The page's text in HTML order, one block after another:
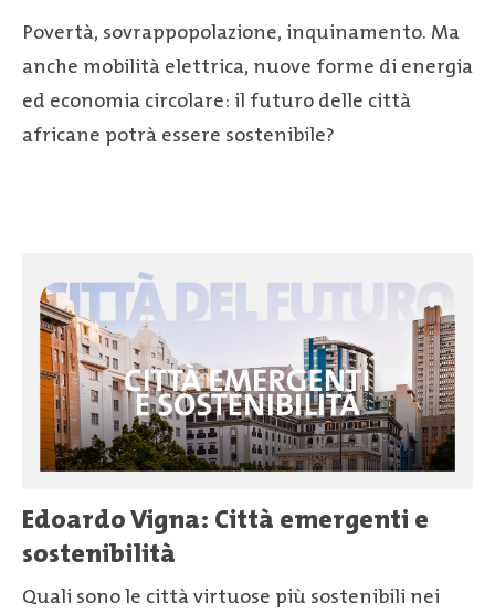
Povertà, sovrappopolazione, inquinamento. Ma
anche mobilità elettrica, nuove forme di energia
ed economia circolare: il futuro delle città
africane potrà essere sostenibile?
Edoardo Vigna: Città emergenti e
sostenibilità
Quali sono le città virtuose più sostenibili nei